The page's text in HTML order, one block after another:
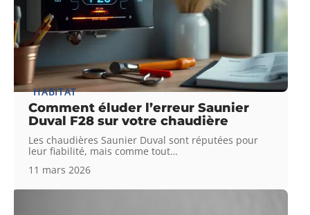
HABITAT
Comment éluder l’erreur Saunier
Duval F28 sur votre chaudière
Les chaudières Saunier Duval sont réputées pour
leur fiabilité, mais comme tout…
11 mars 2026